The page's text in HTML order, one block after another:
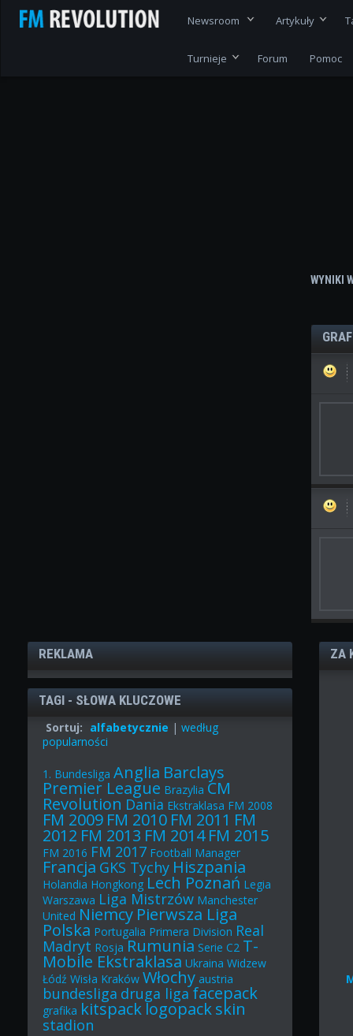
Newsroom Artykuły
Turnieje Forum Pomoc
WYNIKI
REKLAMA
TAGI - SŁOWA KLUCZOWE
Sortuj: alfabetycznie |według
popularności
1. Bundesliga Anglia Barclays
Premier League Brazylia CM
Revolution Dania Ekstraklasa FM 2008
FM 2009 FM 2010 FM 2011 FM
2012 FM 2013 FM 2014 FM 2015
FM 2016 FM 2017 Football Manager
Francja GKS Tychy Hiszpania
Holandia Hongkong Lech Poznań Legia
Warszawa Liga Mistrzów Manchester
United Niemcy Pierwsza Liga
Polska Portugalia Primera Division Real
Madryt Rosja Rumunia Serie C2 T-
Mobile Ekstraklasa Ukraina Widzew
Łódź Wisła Kraków Włochy austria
bundesliga druga ligafacepack
grafika kitspacklogopackskin
stadion
ZA